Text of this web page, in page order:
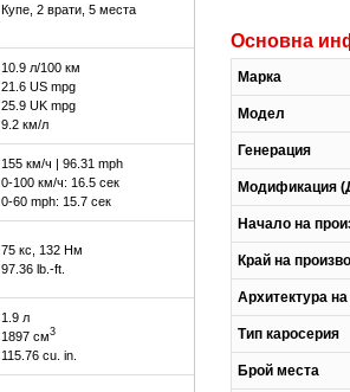
Купе, 2 врати, 5 места
10.9 л/100 км
21.6 US mpg
25.9 UK mpg
9.2 км/л
155 км/ч | 96.31 mph
0-100 км/ч: 16.5 сек
0-60 mph: 15.7 сек
75 кс, 132 Нм
97.36 lb.-ft.
1.9 л
1897 см3
115.76 cu. in.
Основна
Марка
Модел
Генерация
Модификация
Начало на
Край на
Архитектура
Тип каросерия
Брой места